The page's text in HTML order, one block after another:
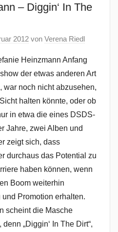
– Diggin‘ In The
2012 von Verena Riedl
Heinzmann Anfang
der etwas anderen Art
war noch nicht abzusehen,
halten könnte, oder ob
in etwa die eines DSDS-
Jahre, zwei Alben und
zeigt sich, dass
durchaus das Potential zu
haben können, wenn
Boom weiterhin
Promotion erhalten.
scheint die Masche
„Diggin‘ In The Dirt“,